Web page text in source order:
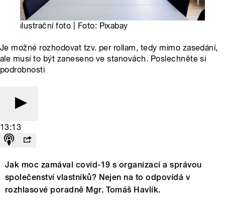
ilustrační foto | Foto: Pixabay
Je možné rozhodovat tzv. per rollam, tedy mimo zasedání,
ale musí to být zaneseno ve stanovách. Poslechněte si
podrobnosti
13:13
Jak moc zamával covid-19 s organizací a správou
společenství vlastníků? Nejen na to odpovídá v
rozhlasové poradně Mgr. Tomáš Havlík.